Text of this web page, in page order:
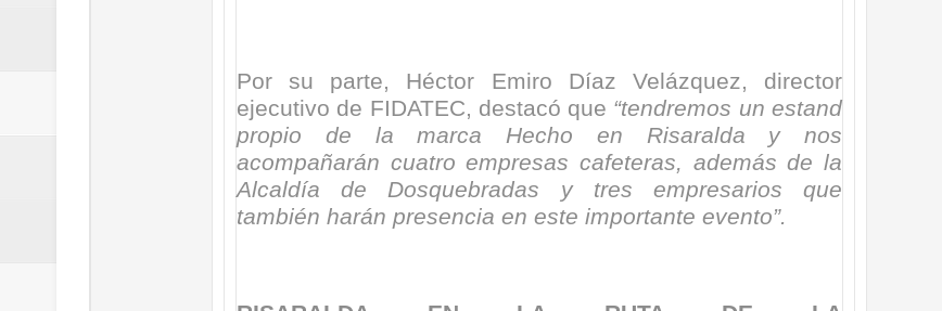
Por su parte, Héctor Emiro Díaz Velázquez, director
ejecutivo de FIDATEC, destacó que “tendremos un estand
propio de la marca Hecho en Risaralda y nos
acompañarán cuatro empresas cafeteras, además de la
Alcaldía de Dosquebradas y tres empresarios que
también harán presencia en este importante evento”.